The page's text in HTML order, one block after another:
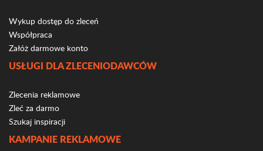
Wykup dostęp do zleceń
Współpraca
Załóż darmowe konto
USŁUGI DLA ZLECENIODAWCÓW
Zlecenia reklamowe
Zleć za darmo
Szukaj inspiracji
KAMPANIE REKLAMOWE